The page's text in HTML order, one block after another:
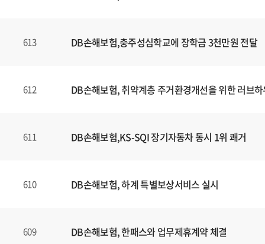
613 DB손해보험,충주성심학교에 장학금 3천만원 전달
612 DB손해보험, 취약계층 주거환경개선을 위한 러브
611 DB손해보험,KS-SQI 장기자동차 동시 1위 쾌거
610 DB손해보험, 하계 특별보상서비스 실시
609 DB손해보험, 한패스와 업무제휴계약 체결